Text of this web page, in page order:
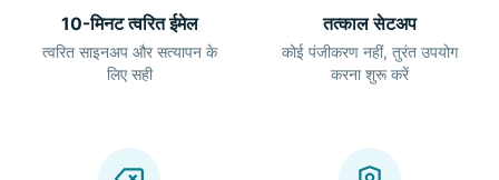
10-मिनट त्वरित ईमेल
त्वरित साइनअप और सत्यापन के
लिए सही
तत्काल सेटअप
कोई पंजीकरण नहीं, तुरंत उपयोग
करना शुरू करें